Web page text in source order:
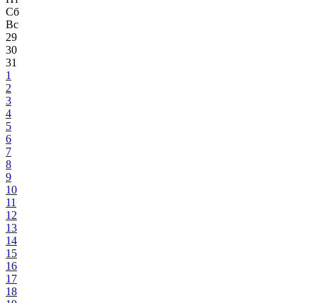
Сб
Вс
29
30
31
1
2
3
4
5
6
7
8
9
10
11
12
13
14
15
16
17
18